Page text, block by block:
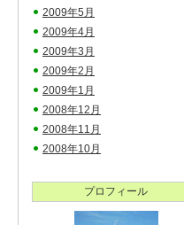
2009年5月
2009年4月
2009年3月
2009年2月
2009年1月
2008年12月
2008年11月
2008年10月
プロフィール